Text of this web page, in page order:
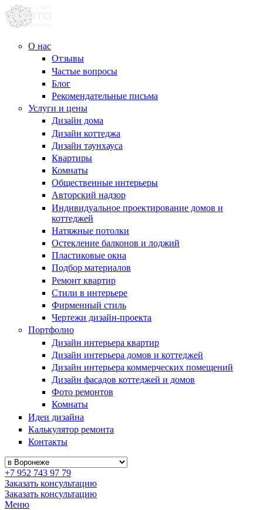
О нас
Отзывы
Частые вопросы
Блог
Рекомендательные письма
Услуги и цены
Дизайн дома
Дизайн коттеджа
Дизайн таунхауса
Квартиры
Комнаты
Общественные интерьеры
Авторский надзор
Индивидуальное проектирование домов и
коттеджей
Натяжные потолки
Остекление балконов и лоджий
Пластиковые окна
Подбор материалов
Ремонт квартир
Стили в интерьере
Фирменный стиль
Чертежи дизайн-проекта
Портфолио
Дизайн интерьера квартир
Дизайн интерьера домов и коттеджей
Дизайн интерьера коммерческих помещений
Дизайн фасадов коттеджей и домов
Фото ремонтов
Комнаты
Идеи дизайна
Калькулятор ремонта
Контакты
+7 952 743 97 79
Заказать консультацию
Заказать консультацию
Меню